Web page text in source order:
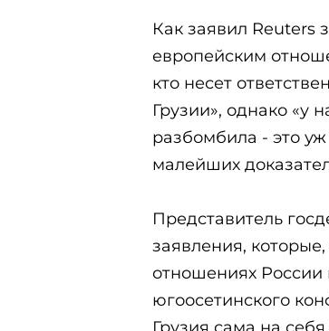
Как заявил Reuters
европейским
кто несет
Грузии», однако «у
разбомбила - это
малейших
Представитель
заявления,
отношениях России
югоосетинского